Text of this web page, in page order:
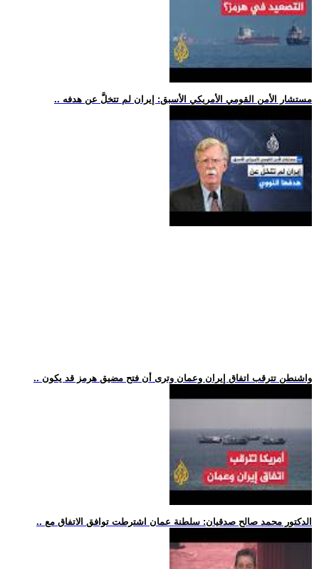
.. مستشار الأمن القومي الأمريكي الأسبق: إيران لم تتخلَّ عن هدفه
.. واشنطن تترقب اتفاق إيران وعمان وترى أن فتح مضيق هرمز قد يكون
.. الدكتور محمد صالح صدقيان: سلطنة عمان اشترطت توافق الاتفاق مع